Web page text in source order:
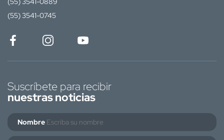
(55) 3541-0745
Suscríbete para recibir
nuestras noticias
Nombre